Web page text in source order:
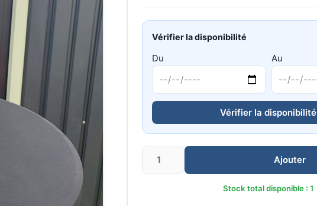
Vérifier la disponibilité
Du Au
Vérifier la disponibilité
Quantité
Ajouter
Stock total disponible : 1